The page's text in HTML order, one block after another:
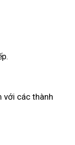
với các thành